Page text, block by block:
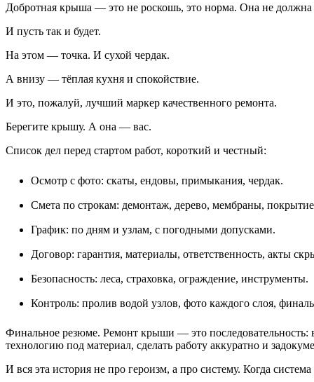
Добротная крыша — это не роскошь, это норма. Она не должна
И пусть так и будет.
На этом — точка. И сухой чердак.
А внизу — тёплая кухня и спокойствие.
И это, пожалуй, лучший маркер качественного ремонта.
Берегите крышу. А она — вас.
Список дел перед стартом работ, короткий и честный:
Осмотр с фото: скаты, ендовы, примыкания, чердак.
Смета по строкам: демонтаж, дерево, мембраны,
График: по дням и узлам, с погодными допусками.
Договор: гарантия, материалы, ответственность, акты
Безопасность: леса, страховка, ограждение, инструменты.
Контроль: пролив водой узлов, фото каждого слоя,
Финальное резюме. Ремонт крыши — это последовательность:
технологию под материал, сделать работу аккуратно и
И вся эта история не про героизм, а про систему. Когда